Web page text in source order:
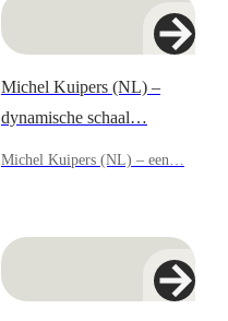
Michel Kuipers (NL) –
dynamische schaal…
Michel Kuipers (NL) – een…